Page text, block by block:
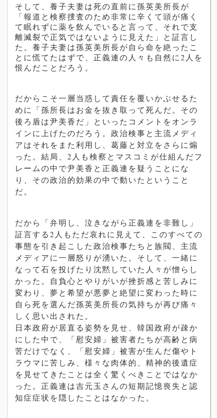
そして、養子夫妻は死の直前に孫英美 所長が
「報道と検察捜査のため非常に辛くて頭が痛く
て眠れずに薬を飲んでいると言って、それで支
離滅裂で正気ではないように見えた」と証言し
た。養子夫妻は孫英美 所長が自ら命を絶ったこ
とに慌てたはずで、正義連の人々も自然に2人を
恨んだことだろう。
だからこそ一層当惑して責任を覆いかぶせるた
めに「孫所長はお金を抜き取って死んだ。その
後ろ盾は尹美香だ」といったコメントをオンラ
インに上げたのだろう。政治検事と主流メディ
アはそれをまた利用し、葛藤と対立をさらに煽
った。結局、2人も検察とマスコミが仕組んだフ
レームの中で尹美香 と正義連を疑うことにな
り、その政治的効果の中で動いたということ
だ。
だから「弁明し、泣きながら正義連を非難し」
証言する2人もただ哀れに見えて、このすべての
事態を引き起こした政治検事たちと族閥、主流
メディアに一層怒りが湧いた。そして、一緒に
なって石を投げたり沈黙していた人々が憎らし
かった。自負心とやりがいが挫折感と苦しみに
変わり、夢と希望が悪夢と絶望に変わった時に
自ら死を選んだ孫英美所長の気持ちが再び痛々
しく思い出された。
日本政府が居直る姿勢を見せ、韓国政府が疎か
にした中で、「慰安婦」被害者たちが高齢と病
苦だけでなく、「慰安婦」被害が生んだ傷やト
ラウマに苦しみ、様々な肉体的、精神的後遺症
を見せてきたことは全く驚くべきことではなか
った。正義連は吉元玉さんの短期記憶喪失と認
知症症状を隠したことはなかった。